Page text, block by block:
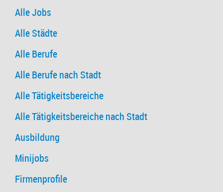
Alle Jobs
Alle Städte
Alle Berufe
Alle Berufe nach Stadt
Alle Tätigkeitsbereiche
Alle Tätigkeitsbereiche nach Stadt
Ausbildung
Minijobs
Firmenprofile